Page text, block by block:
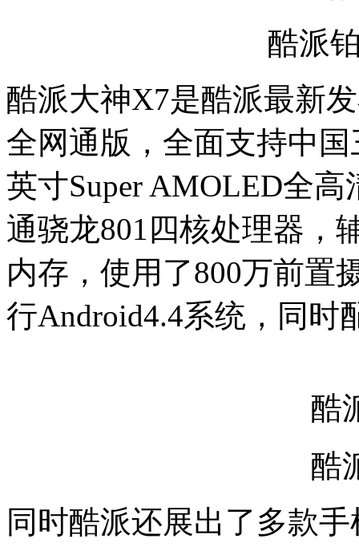
酷派
酷派大神X7是酷派最新
全网通版，全面支持中
英寸Super AMOLED全
通骁龙801四核处理器，
内存，使用了800万前置
行Android4.4系统，同时
酷
酷
同时酷派还展出了多款